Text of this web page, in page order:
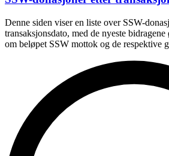
Denne siden viser en liste over SSW-
transaksjonsdato, med de nyeste
om beløpet SSW mottok og de respektive